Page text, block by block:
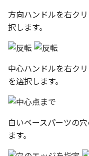
方向ハンドルを右ク
択します。
中心ハンドルを右ク
を選択します。
白いベースパーツの
ます。